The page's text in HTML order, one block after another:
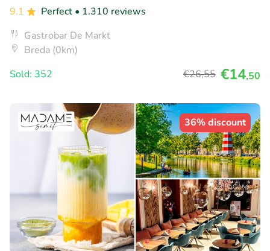
9.1
Perfect • 1.310 reviews
Gastrobar De Markt
Breda (0km)
Sold: 352
€26,55 €14,50
36% discount